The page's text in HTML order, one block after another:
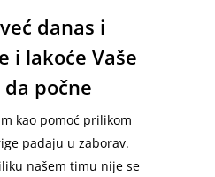
danas i
i lakoće Vaše
počne
kao pomoć prilikom
padaju u zaborav.
našem timu nije se
Sopot
Selidba Klavira
Selidbe Specijalnih Tereta
Diplomatske Selidbe
Prevoz Kućnih Ljubimaca
Montaža Nameštaja
Beograd – Trebinje
Maribor – Beograd
Srbija – Hrvatska
Srbija – Crna Gora
Berlin – Srbija
Srbija – Slovenija
Srbija – Crna Gora
Srbija – Makedonija
Srbija – Nemačka
Vranje
Bor
Zaječar
Jagodina
Loznica